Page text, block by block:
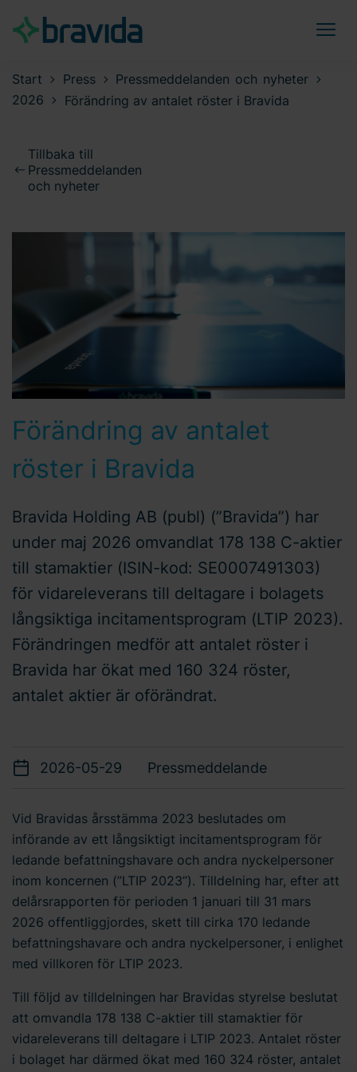
Start Press
Pressmeddelanden och nyheter
2026
Förändring av antalet röster i Bravida
Tillbaka till
Pressmeddelanden
och nyheter
Förändring av antalet
röster i Bravida
Bravida Holding AB (publ) (”Bravida”) har
under maj 2026 omvandlat 178 138 C-aktier
till stamaktier (ISIN-kod: SE0007491303)
för vidareleverans till deltagare i bolagets
långsiktiga incitamentsprogram (LTIP 2023).
Förändringen medför att antalet röster i
Bravida har ökat med 160 324 röster,
antalet aktier är oförändrat.
2026-05-29 Pressmeddelande
Vid Bravidas årsstämma 2023 beslutades om
införande av ett långsiktigt incitamentsprogram för
ledande befattningshavare och andra nyckelpersoner
inom koncernen (”LTIP 2023”). Tilldelning har, efter att
delårsrapporten för perioden 1 januari till 31 mars
2026 offentliggjordes, skett till cirka 170 ledande
befattningshavare och andra nyckelpersoner, i enlighet
med villkoren för LTIP 2023.
Till följd av tilldelningen har Bravidas styrelse beslutat
att omvandla 178 138 C-aktier till stamaktier för
vidareleverans till deltagare i LTIP 2023. Antalet röster
i bolaget har därmed ökat med 160 324 röster, antalet